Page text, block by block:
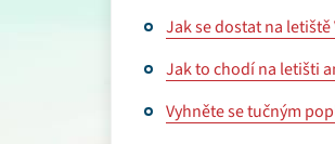
Jak se dostat na letiště
Jak to chodí na letišti
Vyhněte se tučným